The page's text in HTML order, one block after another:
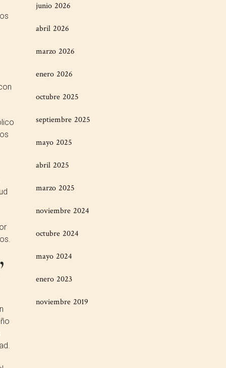
junio 2026
abril 2026
marzo 2026
enero 2026
octubre 2025
septiembre 2025
mayo 2025
abril 2025
marzo 2025
noviembre 2024
octubre 2024
mayo 2024
enero 2023
noviembre 2019